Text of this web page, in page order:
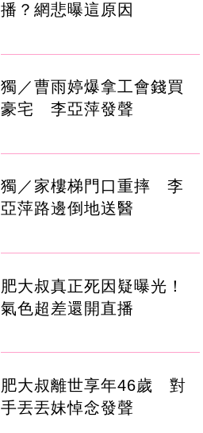
播？網悲曝這原因
獨／曹雨婷爆拿工會錢買
豪宅 李亞萍發聲
獨／家樓梯門口重摔 李
亞萍路邊倒地送醫
肥大叔真正死因疑曝光！
氣色超差還開直播
肥大叔離世享年46歲 對
手丟丟妹悼念發聲